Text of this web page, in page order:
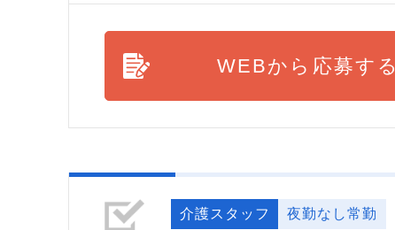
WEBから応募する
介護スタッフ 夜勤なし常勤